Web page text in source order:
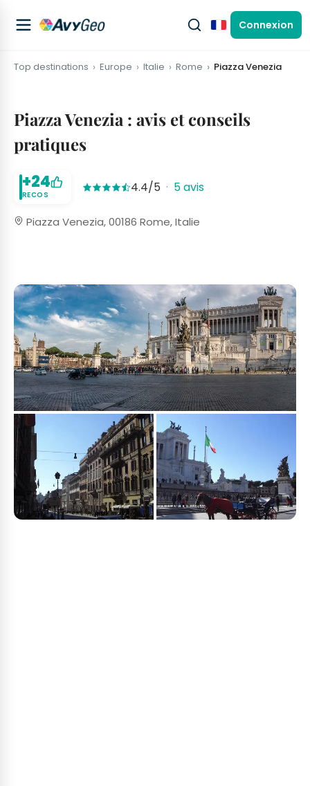
FrançaisConnexion
Top destinations Europe Italie Rome Piazza Venezia
Piazza Venezia : avis et conseils
pratiques
+24
RECOS 4.4/5 · 5 avis
Piazza Venezia, 00186 Rome, Italie